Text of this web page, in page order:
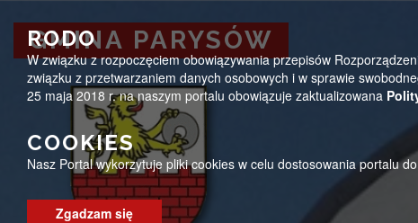
RODO
W związku z rozpoczęciem obowiązywania przepisów
związku z przetwarzaniem danych osobowych i w sprawie
25 maja 2018 r. na naszym portalu obowiązuje zaktualizowana
COOKIES
Nasz Portal wykorzytuje pliki cookies w celu dostosowania portalu
Zgadzam się
GMINA PARYSÓW
GMINA PARYSÓW